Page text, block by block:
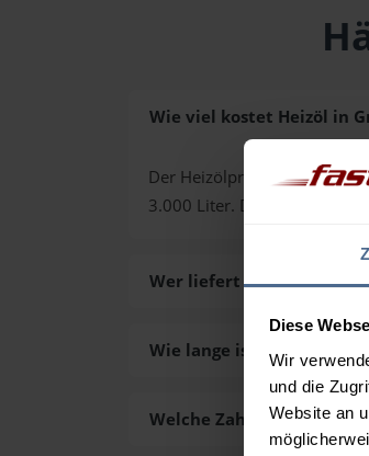
Diese
Wir
und die
Website an
Wie viel kostet Heizöl in
Der Heizölpreis in
3.000 Liter. Den exakten
Wer liefert das Heizöl in
Wie lange ist die
Welche Zahlungsarten